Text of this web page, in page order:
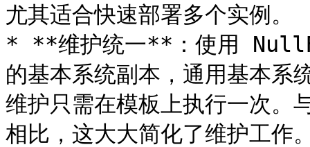
尤其适合快速部署多个实例。
* **维护统一**：使用
的基本系统副本，通用基本系
维护只需在模板上执行一次
相比，这大大简化了维护工